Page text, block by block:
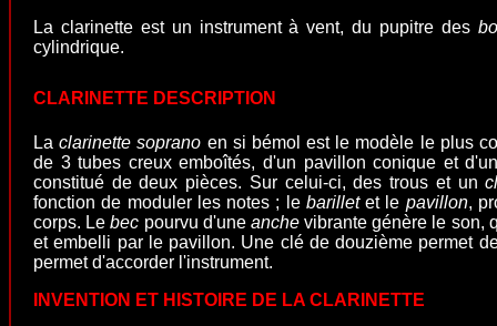
La clarinette est un instrument à vent, du pupitre des
cylindrique.
CLARINETTE DESCRIPTION
Laclarinette soprano en si bémol est le modèle le plus
de 3 tubes creux emboîtés, d'un pavillon conique et
constitué de deux pièces. Sur celui-ci, des trous et un
fonction de moduler les notes ; le barilletet le pavillon,
corps. Lebec pourvu d'une anchevibrante génère le son,
et embelli par le pavillon. Une clé de douzième permet
permet d'accorder l'instrument.
INVENTION ET HISTOIRE DE LA CLARINETTE